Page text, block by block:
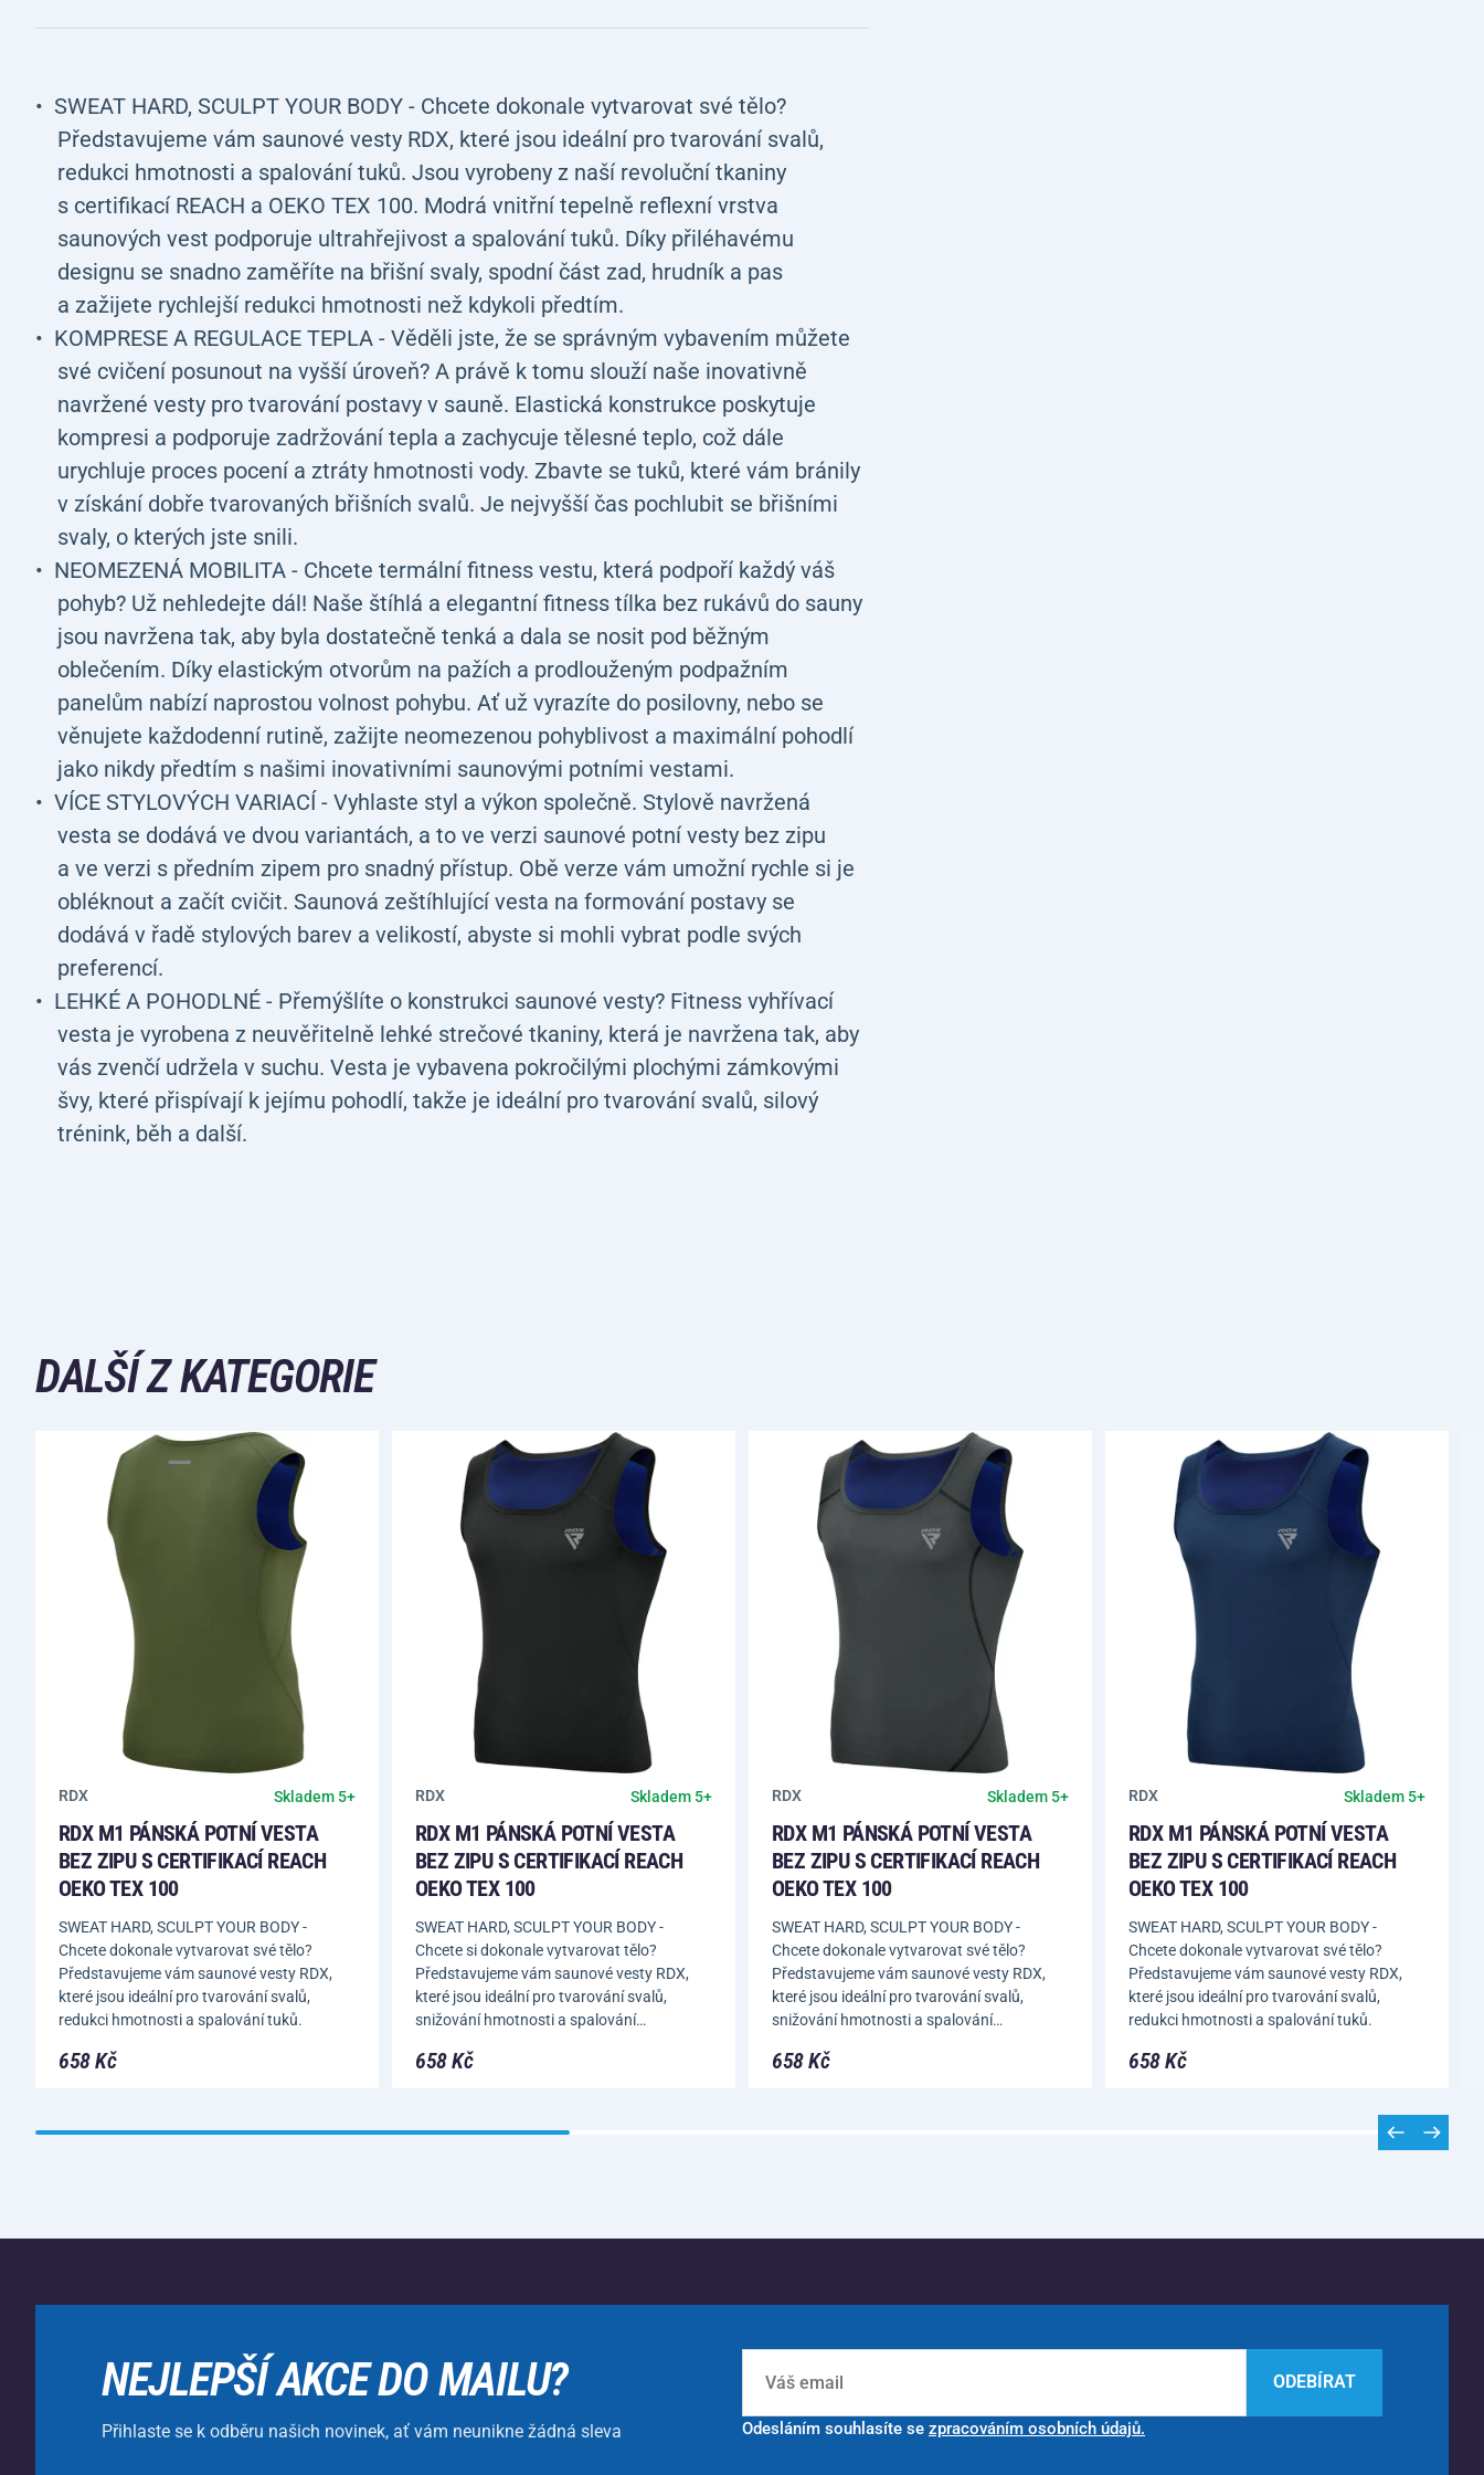
SWEAT HARD, SCULPT YOUR BODY - Chcete dokonale vytvarovat své tělo?
Představujeme vám saunové vesty RDX, které jsou ideální pro tvarování svalů,
redukci hmotnosti a spalování tuků. Jsou vyrobeny z naší revoluční tkaniny
s certifikací REACH a OEKO TEX 100. Modrá vnitřní tepelně reflexní vrstva
saunových vest podporuje ultrahřejivost a spalování tuků. Díky přiléhavému
designu se snadno zaměříte na břišní svaly, spodní část zad, hrudník a pas
a zažijete rychlejší redukci hmotnosti než kdykoli předtím.
KOMPRESE A REGULACE TEPLA - Věděli jste, že se správným vybavením můžete
své cvičení posunout na vyšší úroveň? A právě k tomu slouží naše inovativně
navržené vesty pro tvarování postavy v sauně. Elastická konstrukce poskytuje
kompresi a podporuje zadržování tepla a zachycuje tělesné teplo, což dále
urychluje proces pocení a ztráty hmotnosti vody. Zbavte se tuků, které vám bránily
v získání dobře tvarovaných břišních svalů. Je nejvyšší čas pochlubit se břišními
svaly, o kterých jste snili.
NEOMEZENÁ MOBILITA - Chcete termální fitness vestu, která podpoří každý váš
pohyb? Už nehledejte dál! Naše štíhlá a elegantní fitness tílka bez rukávů do sauny
jsou navržena tak, aby byla dostatečně tenká a dala se nosit pod běžným
oblečením. Díky elastickým otvorům na pažích a prodlouženým podpažním
panelům nabízí naprostou volnost pohybu. Ať už vyrazíte do posilovny, nebo se
věnujete každodenní rutině, zažijte neomezenou pohyblivost a maximální pohodlí
jako nikdy předtím s našimi inovativními saunovými potními vestami.
VÍCE STYLOVÝCH VARIACÍ - Vyhlaste styl a výkon společně. Stylově navržená
vesta se dodává ve dvou variantách, a to ve verzi saunové potní vesty bez zipu
a ve verzi s předním zipem pro snadný přístup. Obě verze vám umožní rychle si je
obléknout a začít cvičit. Saunová zeštíhlující vesta na formování postavy se
dodává v řadě stylových barev a velikostí, abyste si mohli vybrat podle svých
preferencí.
LEHKÉ A POHODLNÉ - Přemýšlíte o konstrukci saunové vesty? Fitness vyhřívací
vesta je vyrobena z neuvěřitelně lehké strečové tkaniny, která je navržena tak, aby
vás zvenčí udržela v suchu. Vesta je vybavena pokročilými plochými zámkovými
švy, které přispívají k jejímu pohodlí, takže je ideální pro tvarování svalů, silový
trénink, běh a další.
DALŠÍ Z KATEGORIE
RDX Skladem 5+
RDX M1 PÁNSKÁ POTNÍ VESTA
BEZ ZIPU S CERTIFIKACÍ REACH
OEKO TEX 100
SWEAT HARD, SCULPT YOUR BODY -
Chcete dokonale vytvarovat své tělo?
Představujeme vám saunové vesty RDX,
které jsou ideální pro tvarování svalů,
redukci hmotnosti a spalování tuků.
658 Kč
RDX Skladem 5+
RDX M1 PÁNSKÁ POTNÍ VESTA
BEZ ZIPU S CERTIFIKACÍ REACH
OEKO TEX 100
SWEAT HARD, SCULPT YOUR BODY -
Chcete si dokonale vytvarovat tělo?
Představujeme vám saunové vesty RDX,
které jsou ideální pro tvarování svalů,
snižování hmotnosti a spalování…
658 Kč
RDX Skladem 5+
RDX M1 PÁNSKÁ POTNÍ VESTA
BEZ ZIPU S CERTIFIKACÍ REACH
OEKO TEX 100
SWEAT HARD, SCULPT YOUR BODY -
Chcete dokonale vytvarovat své tělo?
Představujeme vám saunové vesty RDX,
které jsou ideální pro tvarování svalů,
snižování hmotnosti a spalování…
658 Kč
RDX Skladem 5+
RDX M1 PÁNSKÁ POTNÍ VESTA
BEZ ZIPU S CERTIFIKACÍ REACH
OEKO TEX 100
SWEAT HARD, SCULPT YOUR BODY -
Chcete dokonale vytvarovat své tělo?
Představujeme vám saunové vesty RDX,
které jsou ideální pro tvarování svalů,
redukci hmotnosti a spalování tuků.
658 Kč
NEJLEPŠÍ AKCE DO MAILU?
Přihlaste se k odběru našich novinek, ať vám neunikne žádná sleva
ODEBÍRAT
Odesláním souhlasíte se zpracováním osobních údajů.